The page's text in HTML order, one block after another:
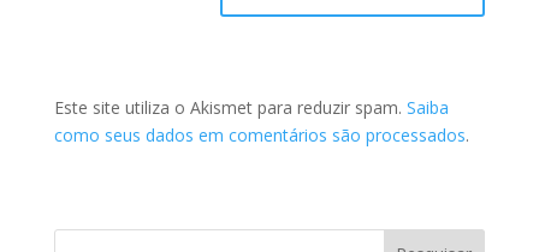
Este site utiliza o Akismet para reduzir spam. Saiba
como seus dados em comentários são processados.